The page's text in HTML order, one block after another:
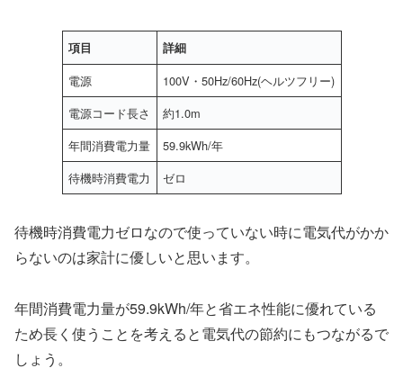
項目 詳細
電源
100V・50Hz/60Hz(ヘルツフリー)
電源コード長さ
約1.0m
年間消費電力量
59.9kWh/年
待機時消費電力
ゼロ
待機時消費電力ゼロなので使っていない時に電気代がかか
らないのは家計に優しいと思います。
年間消費電力量が59.9kWh/年と省エネ性能に優れている
ため長く使うことを考えると電気代の節約にもつながるで
しょう。